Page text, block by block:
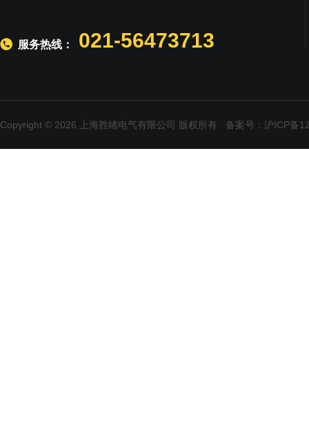
服务热线： 021-56473713
Copyright © 2026 上海胜绪电气有限公司 版权所有 备案号：沪ICP备